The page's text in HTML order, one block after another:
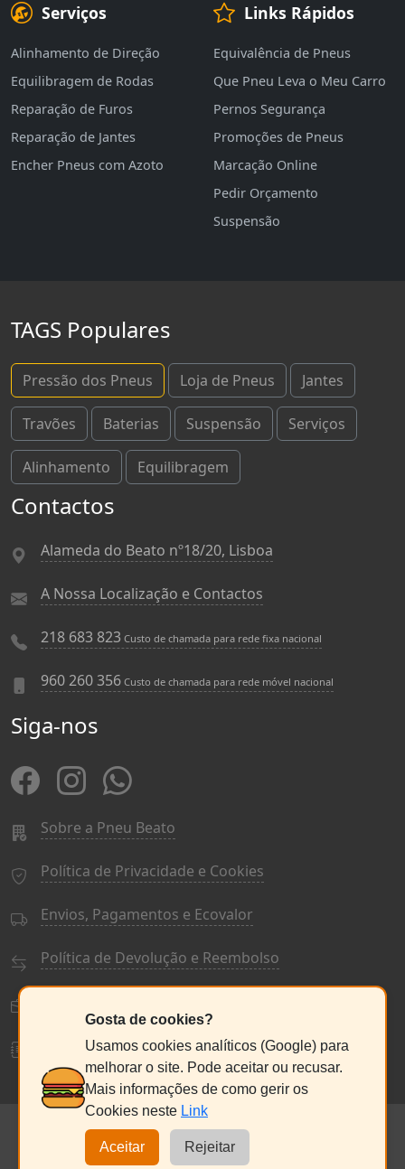
Serviços
Alinhamento de Direção
Equilibragem de Rodas
Reparação de Furos
Reparação de Jantes
Encher Pneus com Azoto
Links Rápidos
Equivalência de Pneus
Que Pneu Leva o Meu Carro
Pernos Segurança
Promoções de Pneus
Marcação Online
Pedir Orçamento
Suspensão
TAGS Populares
Pressão dos Pneus Loja de Pneus Jantes
Travões Baterias Suspensão Serviços
Alinhamento Equilibragem
Contactos
Alameda do Beato nº18/20, Lisboa
A Nossa Localização e Contactos
218 683 823 Custo de chamada para rede fixa nacional
960 260 356 Custo de chamada para rede móvel nacional
Siga-nos
Sobre a Pneu Beato
Política de Privacidade e Cookies
Envios, Pagamentos e Ecovalor
Política de Devolução e Reembolso
Livro de Reclamações
© PneuBeato 2025de Alberto Alexandre Silva Alves
NC:235076686
Seg a Sex:9:30 - 13:00 / 14:30 - 18:00
Gosta de cookies?
Usamos cookies analíticos (Google) para
melhorar o site. Pode aceitar ou recusar.
Mais informações de como gerir os
Cookies neste Link
Aceitar Rejeitar